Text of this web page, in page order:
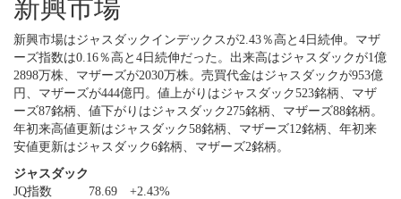
新興市場
新興市場はジャスダックインデックスが2.43％高と4日続伸。マザ
ーズ指数は0.16％高と4日続伸だった。出来高はジャスダックが1億
2898万株、マザーズが2030万株。売買代金はジャスダックが953億
円、マザーズが444億円。値上がりはジャスダック523銘柄、マザ
ーズ87銘柄、値下がりはジャスダック275銘柄、マザーズ88銘柄。
年初来高値更新はジャスダック58銘柄、マザーズ12銘柄、年初来
安値更新はジャスダック6銘柄、マザーズ2銘柄。
ジャスダック
JQ指数
78.69
+2.43%